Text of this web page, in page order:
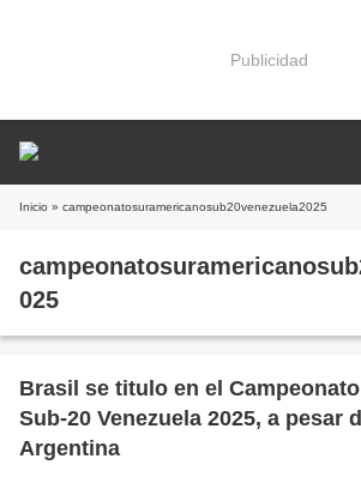
Publicidad
Inicio » campeonatosuramericanosub20venezuela2025
025
Brasil se titulo en el
Sub-20 Venezuela 2025, a pesar
Argentina